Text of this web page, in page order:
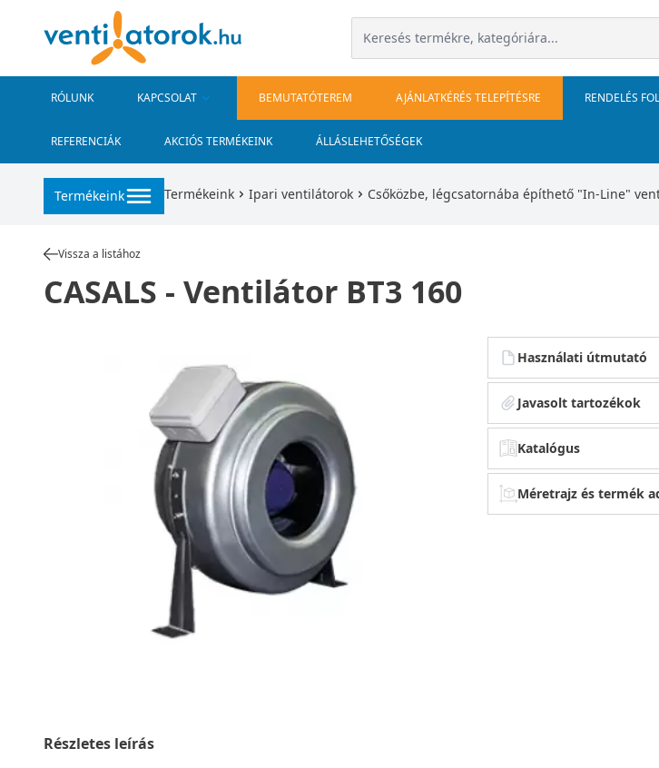
RÓLUNK KAPCSOLAT BEMUTATÓTEREM AJÁNLATKÉRÉS TELEPÍTÉSRE RENDELÉS
REFERENCIÁK AKCIÓS TERMÉKEINK ÁLLÁSLEHETŐSÉGEK
Termékeink Termékeink Ipari ventilátorok Csőközbe, légcsatornába építhető "In-Line"
Vissza a listához
CASALS - Ventilátor BT3 160
Használati útmutató
Javasolt tartozékok
Katalógus
Méretrajz és termék
Részletes leírás